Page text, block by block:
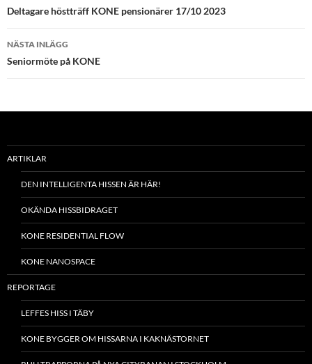
Deltagare höstträff KONE pensionärer 17/10 2023
NÄSTA INLÄGG
Seniormöte på KONE
ARTIKLAR
DEN INTELLIGENTA HISSEN ÄR HÄR!
OKÄNDA HISSBIDRAGET
KONE RESIDENTIAL FLOW
KONE NANOSPACE
REPORTAGE
LEFFES HISS I TÄBY
KONE BYGGER OM HISSARNA I KAKNÄSTORNET